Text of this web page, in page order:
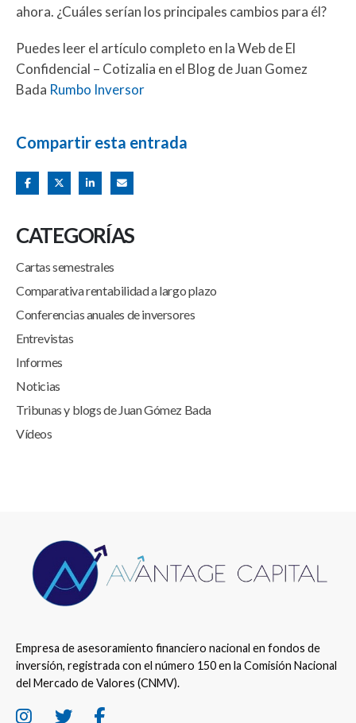
ahora. ¿Cuáles serían los principales cambios para él?
Puedes leer el artículo completo en la Web de El
Confidencial – Cotizalia en el Blog de Juan Gomez
Bada Rumbo Inversor
Compartir esta entrada
CATEGORÍAS
Cartas semestrales
Comparativa rentabilidad a largo plazo
Conferencias anuales de inversores
Entrevistas
Informes
Noticias
Tribunas y blogs de Juan Gómez Bada
Vídeos
Empresa de asesoramiento financiero nacional en fondos de
inversión, registrada con el número 150 en la Comisión Nacional
del Mercado de Valores (CNMV).